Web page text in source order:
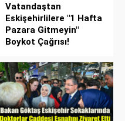
Vatandaştan
Eskişehirlilere "1 Hafta
Pazara Gitmeyin"
Boykot Çağrısı!